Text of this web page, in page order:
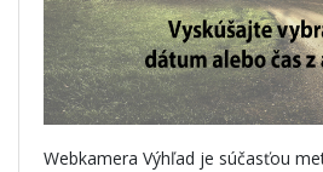
Webkamera Výhľad je súčasťou